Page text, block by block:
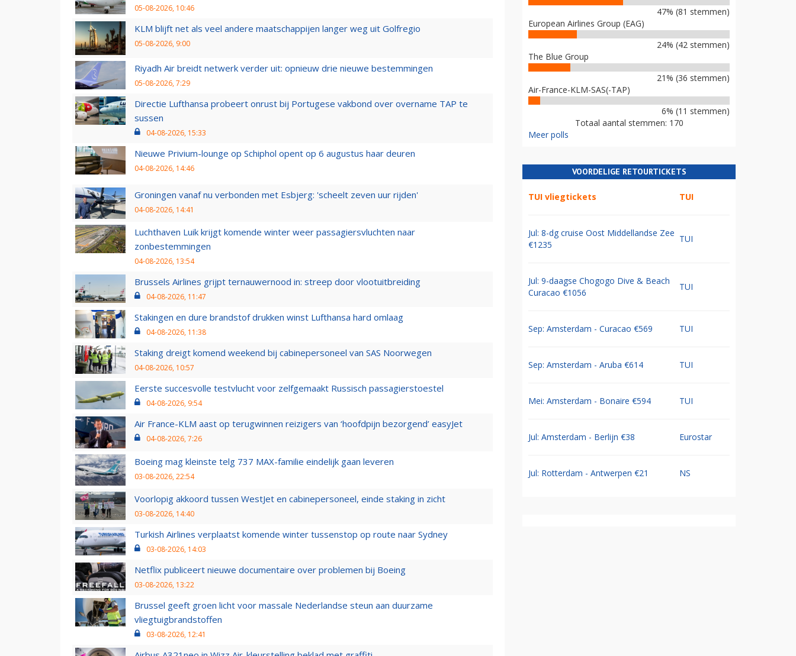
05-08-2026, 10:46
KLM blijft net als veel andere maatschappijen langer weg uit Golfregio
05-08-2026, 9:00
Riyadh Air breidt netwerk verder uit: opnieuw drie nieuwe bestemmingen
05-08-2026, 7:29
Directie Lufthansa probeert onrust bij Portugese vakbond over overname TAP te
sussen
04-08-2026, 15:33
Nieuwe Privium-lounge op Schiphol opent op 6 augustus haar deuren
04-08-2026, 14:46
Groningen vanaf nu verbonden met Esbjerg: 'scheelt zeven uur rijden'
04-08-2026, 14:41
Luchthaven Luik krijgt komende winter weer passagiersvluchten naar
zonbestemmingen
04-08-2026, 13:54
Brussels Airlines grijpt ternauwernood in: streep door vlootuitbreiding
04-08-2026, 11:47
Stakingen en dure brandstof drukken winst Lufthansa hard omlaag
04-08-2026, 11:38
Staking dreigt komend weekend bij cabinepersoneel van SAS Noorwegen
04-08-2026, 10:57
Eerste succesvolle testvlucht voor zelfgemaakt Russisch passagierstoestel
04-08-2026, 9:54
Air France-KLM aast op terugwinnen reizigers van ‘hoofdpijn bezorgend’ easyJet
04-08-2026, 7:26
Boeing mag kleinste telg 737 MAX-familie eindelijk gaan leveren
03-08-2026, 22:54
Voorlopig akkoord tussen WestJet en cabinepersoneel, einde staking in zicht
03-08-2026, 14:40
Turkish Airlines verplaatst komende winter tussenstop op route naar Sydney
03-08-2026, 14:03
Netflix publiceert nieuwe documentaire over problemen bij Boeing
03-08-2026, 13:22
Brussel geeft groen licht voor massale Nederlandse steun aan duurzame
vliegtuigbrandstoffen
03-08-2026, 12:41
47% (81 stemmen)
European Airlines Group (EAG)
24% (42 stemmen)
The Blue Group
21% (36 stemmen)
Air-France-KLM-SAS(-TAP)
6% (11 stemmen)
Totaal aantal stemmen: 170
Meer polls
VOORDELIGE RETOURTICKETS
TUI vliegtickets TUI
Jul: 8-dg cruise Oost Middellandse Zee
€1235
TUI
Jul: 9-daagse Chogogo Dive & Beach
Curacao €1056
TUI
Sep: Amsterdam - Curacao €569 TUI
Sep: Amsterdam - Aruba €614 TUI
Mei: Amsterdam - Bonaire €594 TUI
Jul: Amsterdam - Berlijn €38 Eurostar
Jul: Rotterdam - Antwerpen €21 NS